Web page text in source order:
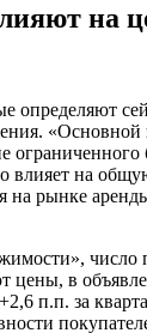
на
определяют
влияет на
на рынке
число
цены, в
п.п. за